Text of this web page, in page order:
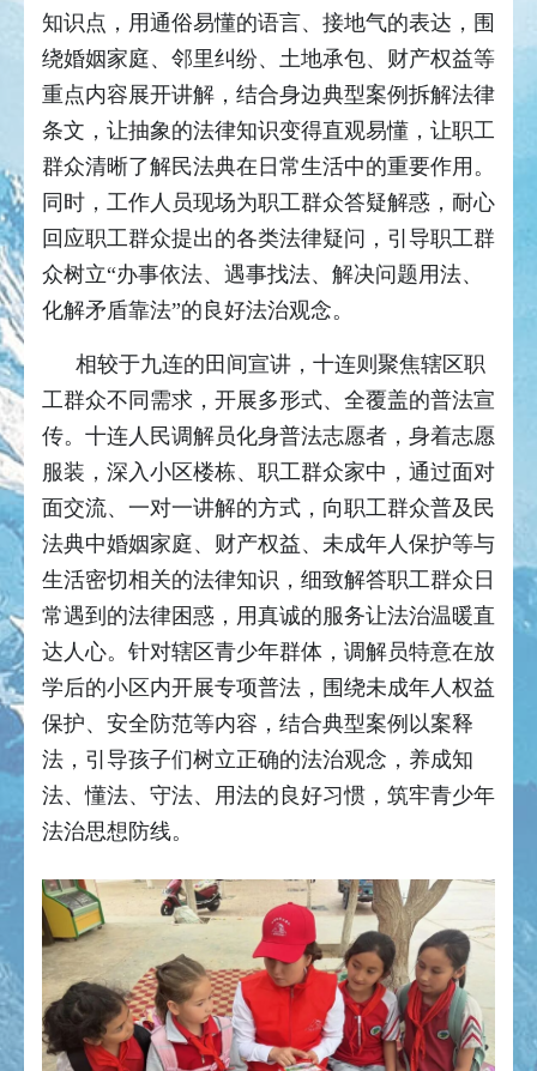
知识点，用通俗易懂的语言、接地气的表达，围
绕婚姻家庭、邻里纠纷、土地承包、财产权益等
重点内容展开讲解，结合身边典型案例拆解法律
条文，让抽象的法律知识变得直观易懂，让职工
群众清晰了解民法典在日常生活中的重要作用。
同时，工作人员现场为职工群众答疑解惑，耐心
回应职工群众提出的各类法律疑问，引导职工群
众树立“办事依法、遇事找法、解决问题用法、
化解矛盾靠法”的良好法治观念。
相较于九连的田间宣讲，十连则聚焦辖区职
工群众不同需求，开展多形式、全覆盖的普法宣
传。十连人民调解员化身普法志愿者，身着志愿
服装，深入小区楼栋、职工群众家中，通过面对
面交流、一对一讲解的方式，向职工群众普及民
法典中婚姻家庭、财产权益、未成年人保护等与
生活密切相关的法律知识，细致解答职工群众日
常遇到的法律困惑，用真诚的服务让法治温暖直
达人心。针对辖区青少年群体，调解员特意在放
学后的小区内开展专项普法，围绕未成年人权益
保护、安全防范等内容，结合典型案例以案释
法，引导孩子们树立正确的法治观念，养成知
法、懂法、守法、用法的良好习惯，筑牢青少年
法治思想防线。